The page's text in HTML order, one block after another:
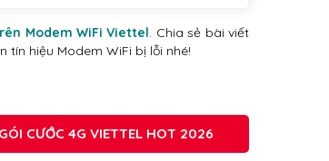
Modem WiFi Viettel. Chia sẻ bài viết
tín hiệu Modem WiFi bị lỗi nhé!
CƯỚC 4G VIETTEL HOT 2026